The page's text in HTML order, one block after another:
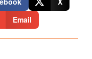
Email